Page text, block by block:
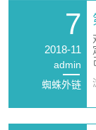
7
2018-11
admin
蜘蛛外链